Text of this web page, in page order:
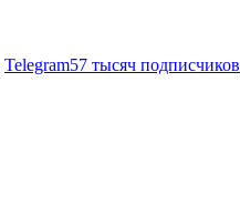
Telegram57 тысяч подписчиков